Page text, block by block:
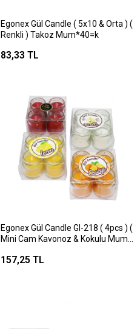
Egonex Gül Candle ( 5x10 & Orta ) (
Renkli ) Takoz Mum*40=k
83,33 TL
Egonex Gül Candle Gl-218 ( 4pcs ) (
Mini Cam Kavonoz & Kokulu Mum
157,25 TL